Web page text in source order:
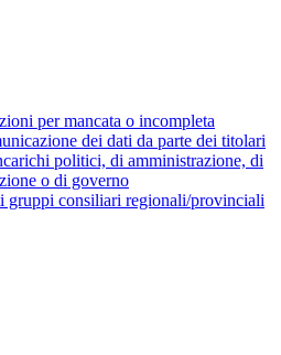
per mancata o incompleta
dei dati da parte dei titolari
politici, di amministrazione, di
o di governo
gruppi consiliari regionali/provinciali